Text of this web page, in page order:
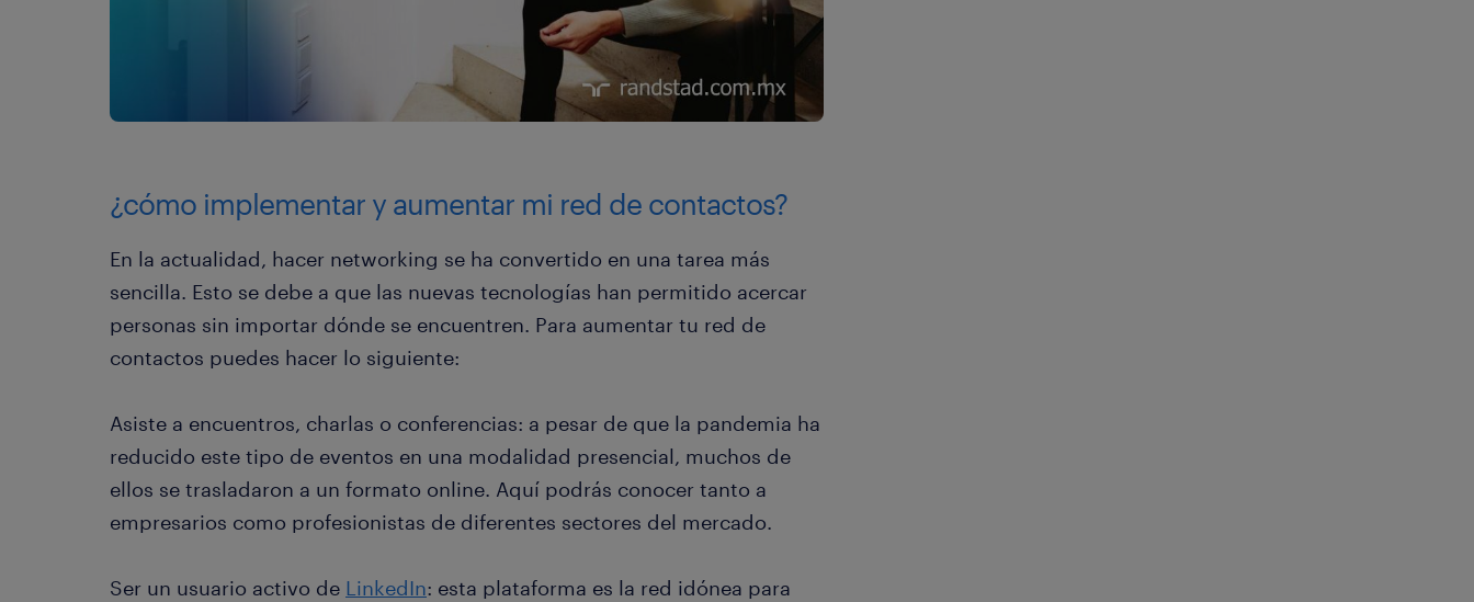
¿cómo implementar y aumentar mi red de contactos?
En la actualidad, hacer networking se ha convertido en una tarea más
sencilla. Esto se debe a que las nuevas tecnologías han permitido acercar
personas sin importar dónde se encuentren. Para aumentar tu red de
contactos puedes hacer lo siguiente:
Asiste a encuentros, charlas o conferencias: a pesar de que la pandemia ha
reducido este tipo de eventos en una modalidad presencial, muchos de
ellos se trasladaron a un formato online. Aquí podrás conocer tanto a
empresarios como profesionistas de diferentes sectores del mercado.
Ser un usuario activo de LinkedIn: esta plataforma es la red idónea para